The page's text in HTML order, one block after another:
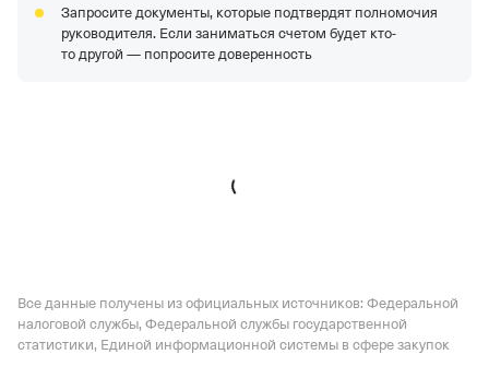
2435006523,ОГРН 1152411001170,КПП 243501001
ООО "ЛИОН"—Действующая организация,
ОГРН 1027739171712,
Запросите документы, которые подтвердят полномочия
руководителя. Если заниматься счетом будет кто-
то другой — попросите доверенность
Все данные получены из официальных источников: Федеральной
налоговой службы, Федеральной службы государственной
статистики, Единой информационной системы в сфере закупок